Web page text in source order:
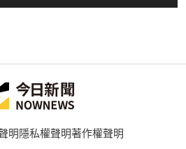
明隱私權聲明著作權聲明